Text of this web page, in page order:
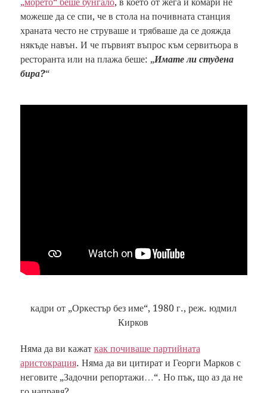
можеше да се спи, че в стола на почивната станция
храната често не струваше и трябваше да се дояжда
някъде навън. И че първият въпрос към сервитьора в
ресторанта или на плажа беше: „Имате ли студена
бира?“
кадри от „Оркестър без име“, 1980 г., реж. юдмил
Кирков
Няма да ви кажат как почиваше партийната
аристокрация. Няма да ви цитират и Георги Марков с
неговите „Задочни репортажи…“. Но пък, що аз да не